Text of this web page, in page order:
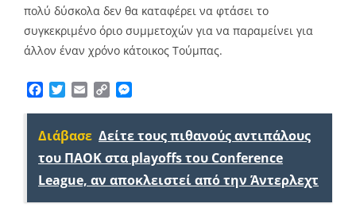
πολύ δύσκολα δεν θα καταφέρει να φτάσει το
συγκεκριμένο όριο συμμετοχών για να παραμείνει για
άλλον έναν χρόνο κάτοικος Τούμπας.
Facebook
TwitterEmailCopy
Διάβασε Δείτε τους πιθανούς αντιπάλους
του ΠΑΟΚ στα playoffs του Conference
League, αν αποκλειστεί από την Άντερλεχτ